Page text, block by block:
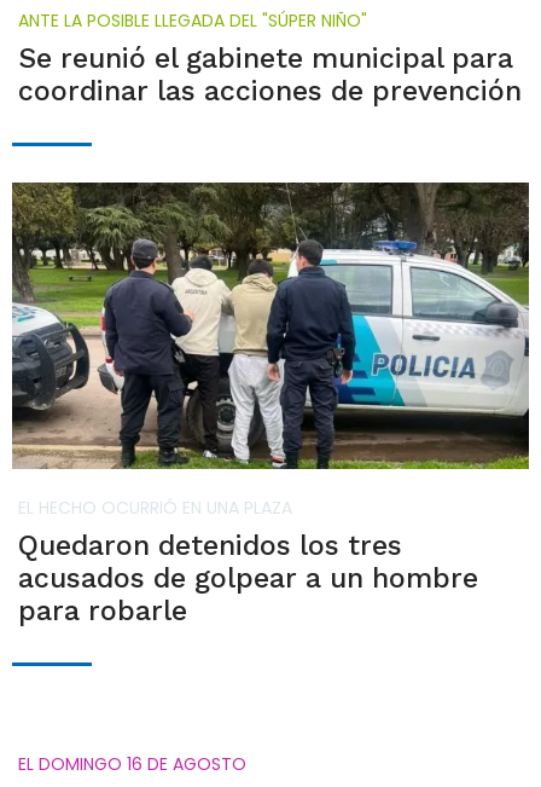
ANTE LA POSIBLE LLEGADA DEL "SÚPER NIÑO"
Se reunió el gabinete municipal para
coordinar las acciones de prevención
EL HECHO OCURRIÓ EN UNA PLAZA
Quedaron detenidos los tres
acusados de golpear a un hombre
para robarle
EL DOMINGO 16 DE AGOSTO